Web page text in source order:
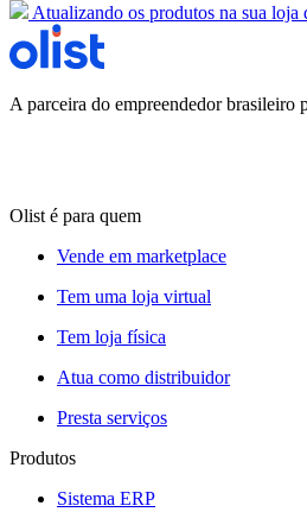
Atualizando os produtos na sua loja
A parceira do empreendedor brasileiro
Olist é para quem
Vende em marketplace
Tem uma loja virtual
Tem loja física
Atua como distribuidor
Presta serviços
Produtos
Sistema ERP